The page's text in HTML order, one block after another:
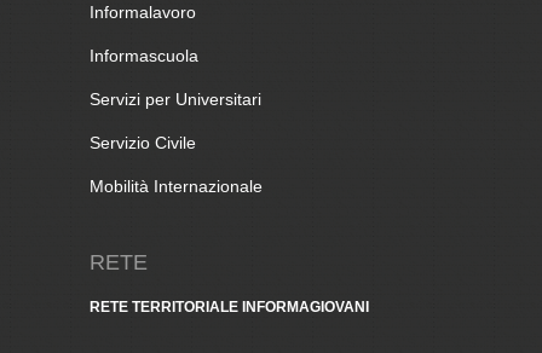
Informalavoro
Informascuola
Servizi per Universitari
Servizio Civile
Mobilità Internazionale
RETE
RETE TERRITORIALE INFORMAGIOVANI